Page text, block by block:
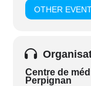
OTHER
Centre de
Perpignan